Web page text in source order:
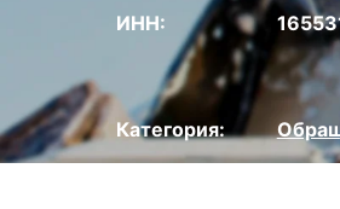
ИНН:
Категория: